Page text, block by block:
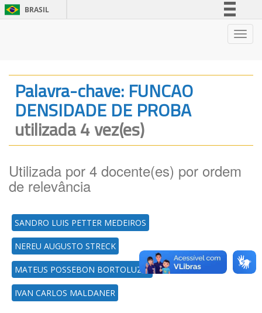
BRASIL
Legislação
Canais
Palavra-chave: FUNCAO
DENSIDADE DE PROBA
utilizada 4 vez(es)
Utilizada por 4 docente(es) por ordem
de relevância
SANDRO LUIS PETTER MEDEIROS
NEREU AUGUSTO STRECK
MATEUS POSSEBON BORTOLUZZI
IVAN CARLOS MALDANER